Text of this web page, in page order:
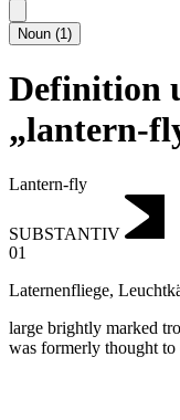
Noun (1)
Definition
„lantern-
Lantern-fly
SUBSTANTIV
01
Laternenfliege,
large brightly marked
was formerly thought